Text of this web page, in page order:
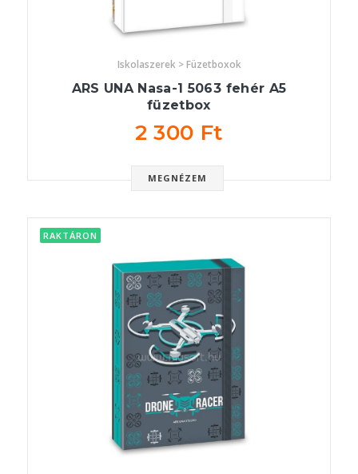
Iskolaszerek > Füzetboxok
ARS UNA Nasa-1 5063 fehér A5
füzetbox
2 300 Ft
MEGNÉZEM
RAKTÁRON